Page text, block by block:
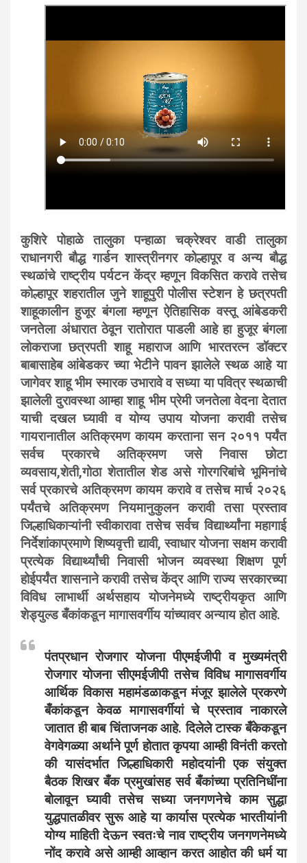
कुशिरे पोहाळे तालुका पन्हाळा चक्रेश्वर वाडी तालुका
राधानगरी बौद्ध गार्डन शास्त्रीनगर कोल्हापूर व अन्य बौद्ध
स्थळांचे राष्ट्रीय पर्यटन केंद्र म्हणून विकसित करावे तसेच
कोल्हापूर शहरातील जुने शाहूपुरी पोलीस स्टेशन हे छत्रपती
शाहूकालीन हुजूर बंगला म्हणून ऐतिहासिक वस्तू आंबेडकरी
जनतेला अंधारात ठेवून रातोरात पाडली आहे हा हुजूर बंगला
लोकराजा छत्रपती शाहू महाराज आणि भारतरत्न डॉक्टर
बाबासाहेब आंबेडकर च्या भेटीने पावन झालेले स्थळ आहे या
जागेवर शाहू भीम स्मारक उभारावे व सध्या या पवित्र स्थळाची
झालेली दुरावस्था आम्हा शाहू भीम प्रेमी जनतेला वेदना देतात
याची दखल घ्यावी व योग्य उपाय योजना करावी तसेच
गायरानातील अतिक्रमण कायम करताना सन २०११ पर्यंत
सर्वच प्रकारचे अतिक्रमण जसे निवास छोटा
व्यवसाय,शेती,गोठा शेतातील शेड असे गोरगरिबांचे भूमिनांचे
सर्व प्रकारचे अतिक्रमण कायम करावे व तसेच मार्च २०२६
पर्यंतचे अतिक्रमण नियमानुकुलन करावी तसा प्रस्ताव
जिल्हाधिकाऱ्यांनी स्वीकारावा तसेच सर्वच विद्यार्थ्यांना महागाई
निर्देशांकाप्रमाणे शिष्यवृत्ती द्यावी, स्वाधार योजना सक्षम करावी
प्रत्येक विद्यार्थ्यांची निवासी भोजन व्यवस्था शिक्षण पूर्ण
होईपर्यंत शासनाने करावी तसेच केंद्र आणि राज्य सरकारच्या
विविध लाभार्थी अर्थसहाय योजनेमध्ये राष्ट्रीयकृत आणि
शेड्युल्ड बँकांकडून मागासवर्गीय यांच्यावर अन्याय होत आहे.
पंतप्रधान रोजगार योजना पीएमईजीपी व मुख्यमंत्री
रोजगार योजना सीएमईजीपी तसेच विविध मागासवर्गीय
आर्थिक विकास महामंडळाकडून मंजूर झालेले प्रकरणे
बँकांकडून केवळ मागासवर्गीयां चे प्रस्ताव नाकारले
जातात ही बाब चिंताजनक आहे. दिलेले टास्क बँकेकडून
वेगवेगळ्या अर्थाने पूर्ण होतात कृपया आम्ही विनंती करतो
की यासंदर्भात जिल्हाधिकारी महोदयांनी एक संयुक्त
बैठक शिखर बँक प्रमुखांसह सर्व बँकांच्या प्रतिनिधींना
बोलावून घ्यावी तसेच सध्या जनगणनेचे काम सुद्धा
युद्धपातळीवर सुरू आहे या कार्यास प्रत्येक भारतीयांनी
योग्य माहिती देऊन स्वतःचे नाव राष्ट्रीय जनगणनेमध्ये
नोंद करावे असे आम्ही आव्हान करत आहोत की धर्म या